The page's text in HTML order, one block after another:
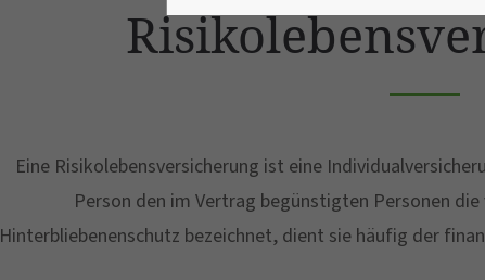
Eine Risikolebensversicherung ist eine
Person den im Vertrag begünstigten Personen
Hinterbliebenenschutz bezeichnet, dient sie häufig der